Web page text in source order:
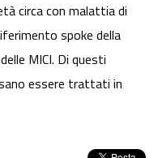
circa con malattia di
spoke della
MICI. Di questi
essere trattati in